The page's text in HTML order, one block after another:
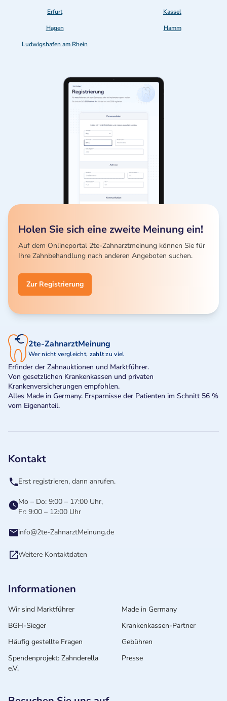
Erfurt
Kassel
Hagen
Hamm
Ludwigshafen am Rhein
Holen Sie sich eine zweite Meinung ein!
Auf dem Onlineportal 2te-Zahnarztmeinung können Sie für
Ihre Zahnbehandlung nach anderen Angeboten suchen.
Zur Registrierung
2te-ZahnarztMeinung
Wer nicht vergleicht, zahlt zu viel
Erfinder der Zahnauktionen und Marktführer.
Von gesetzlichen Krankenkassen und privaten
Krankenversicherungen empfohlen.
Alles Made in Germany. Ersparnisse der Patienten im Schnitt 56 %
vom Eigenanteil.
Kontakt
Erst registrieren, dann anrufen.
Mo – Do: 9:00 – 17:00 Uhr,
Fr: 9:00 – 12:00 Uhr
info@2te-ZahnarztMeinung.de
Weitere Kontaktdaten
Informationen
Wir sind Marktführer
Made in Germany
BGH-Sieger
Krankenkassen-Partner
Häufig gestellte Fragen
Gebühren
Spendenprojekt: Zahnderella
e.V.
Presse